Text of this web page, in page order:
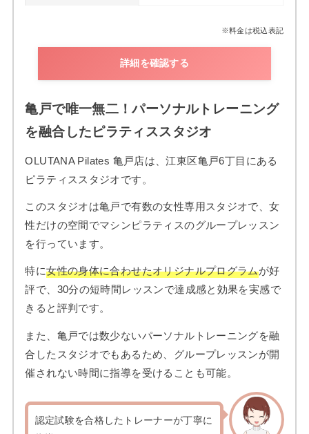
※料金は税込表記
詳細を確認する
亀戸で唯一無二！パーソナルトレーニング
を融合したピラティススタジオ
OLUTANA Pilates 亀戸店は、江東区亀戸6丁目にある
ピラティススタジオです。
このスタジオは亀戸で有数の女性専用スタジオで、女
性だけの空間でマシンピラティスのグループレッスン
を行っています。
特に女性の身体に合わせたオリジナルプログラムが好
評で、30分の短時間レッスンで達成感と効果を実感で
きると評判です。
また、亀戸では数少ないパーソナルトレーニングを融
合したスタジオでもあるため、グループレッスンが開
催されない時間に指導を受けることも可能。
認定試験を合格したトレーナーが丁寧に